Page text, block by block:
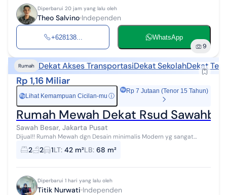
Diperbarui 20 jam yang lalu oleh
Theo Salvino Independen
+628138... WhatsApp
9
Rumah Dekat Akses TransportasiDekat SekolahDekat
Rp 1,16 Miliar
Rp Lihat Kemampuan Cicilan-mu ⓘ
Rp 7 Jutaan (Tenor 15 Tahun)
Rumah Mewah Dekat Rsud
Sawah Besar, Jakarta Pusat
Dijual!! Rumah Mewah dgn Desain minimalis Modern yg sangat
cocok untuk Keluarga Millenial di jl Ekonomi Sawahbesar Jakarta
pusat. Cara Bayar: -C...
2 2 1LT: 42 m²LB: 68 m²
Diperbarui 1 hari yang lalu oleh
Titik Nurwati Independen